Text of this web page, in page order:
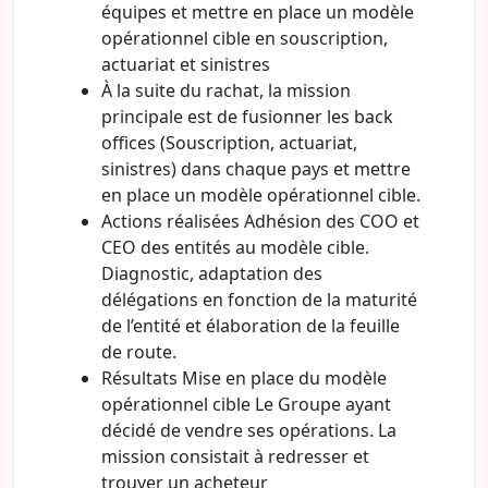
équipes et mettre en place un modèle
opérationnel cible en souscription,
actuariat et sinistres
À la suite du rachat, la mission
principale est de fusionner les back
offices (Souscription, actuariat,
sinistres) dans chaque pays et mettre
en place un modèle opérationnel cible.
Actions réalisées Adhésion des COO et
CEO des entités au modèle cible.
Diagnostic, adaptation des
délégations en fonction de la maturité
de l’entité et élaboration de la feuille
de route.
Résultats Mise en place du modèle
opérationnel cible Le Groupe ayant
décidé de vendre ses opérations. La
mission consistait à redresser et
trouver un acheteur